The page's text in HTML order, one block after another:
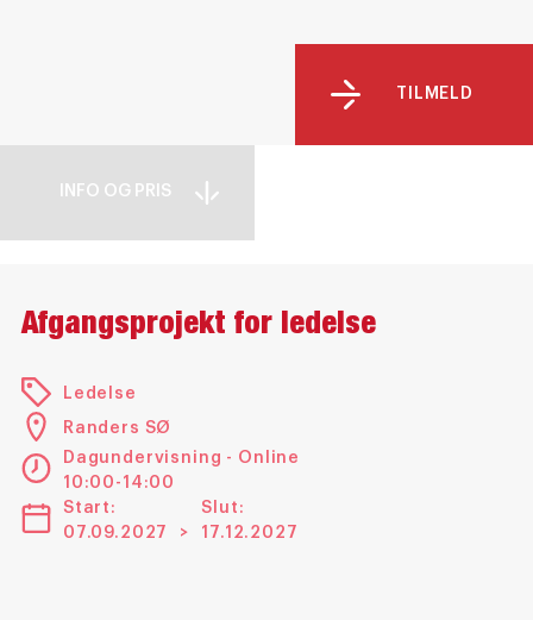
TILMELD
INFO OG PRIS
Afgangsprojekt for ledelse
Ledelse
Randers SØ
Dagundervisning - Online
10:00-14:00
Start:
07.09.2027
>
Slut:
17.12.2027